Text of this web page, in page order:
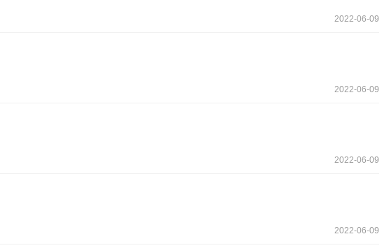
2022-06-09
2022-06-09
2022-06-09
2022-06-09